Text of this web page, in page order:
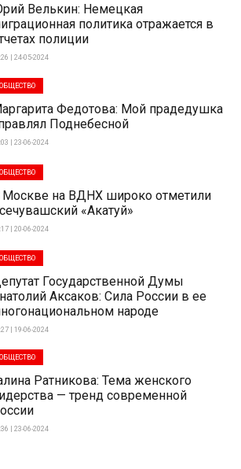
Велькин: Немецкая
политика отражается в
полиции
| 24-05-2024
ОБЩЕСТВО
Федотова: Мой прадедушка
Поднебесной
| 23-06-2024
ОБЩЕСТВО
Москве на ВДНХ широко отметили
«Акатуй»
| 20-06-2024
ОБЩЕСТВО
Государственной Думы
Аксаков: Сила России в ее
народе
| 19-06-2024
ОБЩЕСТВО
Ратникова: Тема женского
— тренд современной
| 23-06-2024